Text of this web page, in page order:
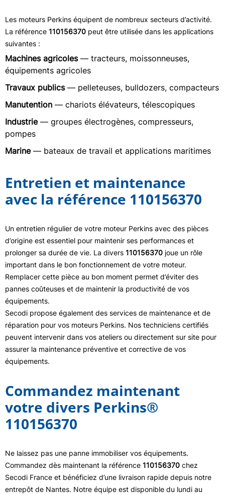
Les moteurs Perkins équipent de nombreux secteurs d’activité.
La référence 110156370 peut être utilisée dans les applications
suivantes :
Machines agricoles— tracteurs, moissonneuses,
équipements agricoles
Travaux publics— pelleteuses, bulldozers, compacteurs
Manutention — chariots élévateurs, télescopiques
Industrie— groupes électrogènes, compresseurs,
pompes
Marine— bateaux de travail et applications maritimes
Entretien et maintenance
avec la référence 110156370
Un entretien régulier de votre moteur Perkins avec des pièces
d’origine est essentiel pour maintenir ses performances et
prolonger sa durée de vie. La divers 110156370 joue un rôle
important dans le bon fonctionnement de votre moteur.
Remplacer cette pièce au bon moment permet d’éviter des
pannes coûteuses et de maintenir la productivité de vos
équipements.
Secodi propose également des services de maintenance et de
réparation pour vos moteurs Perkins. Nos techniciens certifiés
peuvent intervenir dans vos ateliers ou directement sur site pour
assurer la maintenance préventive et corrective de vos
équipements.
Commandez maintenant
votre divers Perkins®
110156370
Ne laissez pas une panne immobiliser vos équipements.
Commandez dès maintenant la référence 110156370 chez
Secodi France et bénéficiez d’une livraison rapide depuis notre
entrepôt de Nantes. Notre équipe est disponible du lundi au